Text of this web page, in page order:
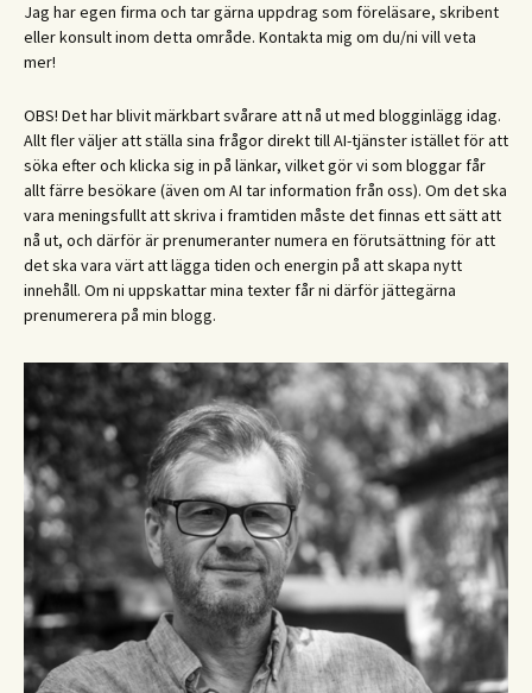
Jag har egen firma och tar gärna uppdrag som föreläsare, skribent
eller konsult inom detta område. Kontakta mig om du/ni vill veta
mer!
OBS! Det har blivit märkbart svårare att nå ut med blogginlägg idag.
Allt fler väljer att ställa sina frågor direkt till AI-tjänster istället för att
söka efter och klicka sig in på länkar, vilket gör vi som bloggar får
allt färre besökare (även om AI tar information från oss). Om det ska
vara meningsfullt att skriva i framtiden måste det finnas ett sätt att
nå ut, och därför är prenumeranter numera en förutsättning för att
det ska vara värt att lägga tiden och energin på att skapa nytt
innehåll. Om ni uppskattar mina texter får ni därför jättegärna
prenumerera på min blogg.